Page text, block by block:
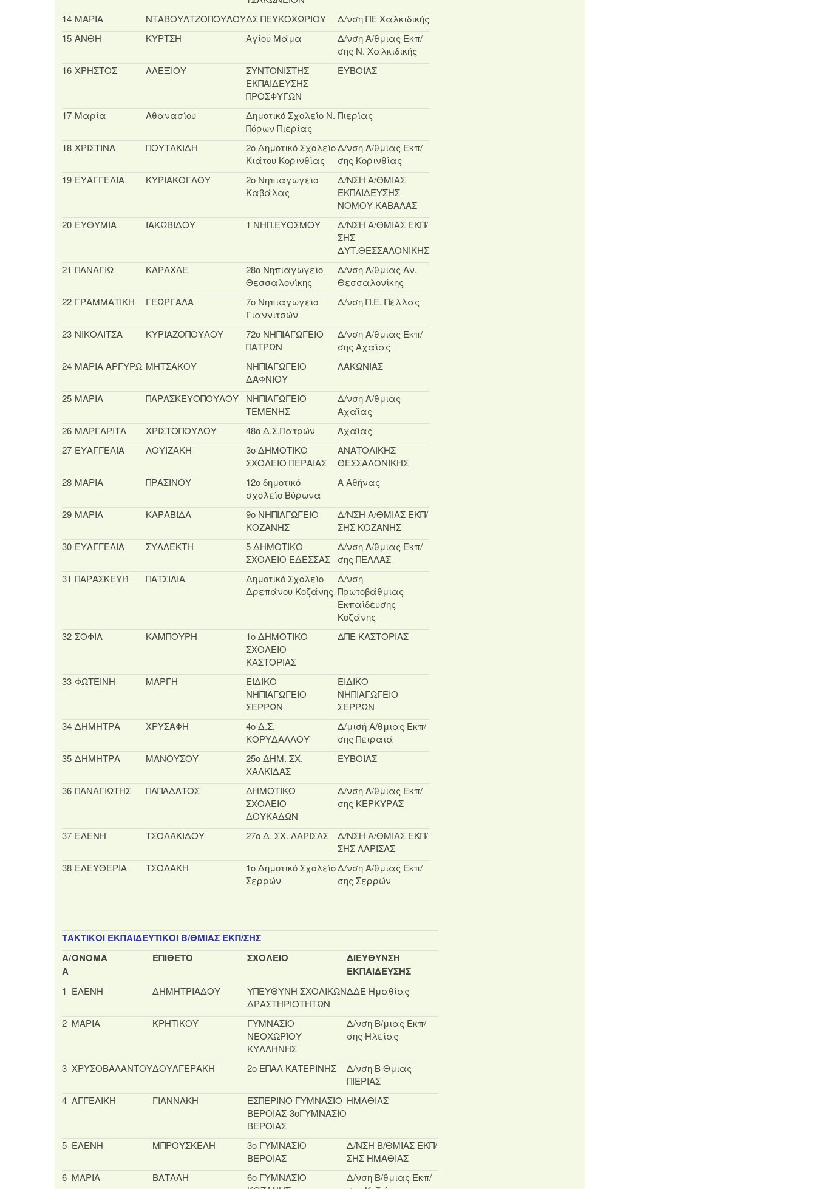
14 ΜΑΡΙΑ ΝΤΑΒΟΥΛΤΖΟΠΟΥΛΟΥΔΣ ΠΕΥΚΟΧΩΡΙΟΥ
Δ/νση ΠΕ Χαλκιδικής
15 ΑΝΘΗ ΚΥΡΤΣΗ Αγίου Μάμα
Δ/νση Α/θμιας Εκπ/
σης Ν. Χαλκιδικής
16 ΧΡΗΣΤΟΣ ΑΛΕΞΙΟΥ
ΣΥΝΤΟΝΙΣΤΗΣ
ΕΚΠΑΙΔΕΥΣΗΣ
ΠΡΟΣΦΥΓΩΝ
ΕΥΒΟΙΑΣ
17 Μαρία Αθανασίου
Δημοτικό Σχολείο Ν.
Πόρων Πιερίας
Πιερίας
18 ΧΡΙΣΤΙΝΑ ΠΟΥΤΑΚΙΔΗ
2ο Δημοτικό Σχολείο
Κιάτου Κορινθίας
Δ/νση Α/θμιας Εκπ/
σης Κορινθίας
19 ΕΥΑΓΓΕΛΙΑ ΚΥΡΙΑΚΟΓΛΟΥ
2ο Νηπιαγωγείο
Καβάλας
Δ/ΝΣΗ Α/ΘΜΙΑΣ
ΕΚΠΑΙΔΕΥΣΗΣ
ΝΟΜΟΥ ΚΑΒΑΛΑΣ
20 ΕΥΘΥΜΙΑ ΙΑΚΩΒΙΔΟΥ 1 ΝΗΠ.ΕΥΟΣΜΟΥ
Δ/ΝΣΗ Α/ΘΜΙΑΣ ΕΚΠ/
ΣΗΣ
ΔΥΤ.ΘΕΣΣΑΛΟΝΙΚΗΣ
21 ΠΑΝΑΓΙΩ ΚΑΡΑΧΛΕ
28ο Νηπιαγωγείο
Θεσσαλονίκης
Δ/νση Α/θμιας Αν.
Θεσσαλονίκης
22 ΓΡΑΜΜΑΤΙΚΗ ΓΕΩΡΓΑΛΑ
7ο Νηπιαγωγείο
Γιαννιτσών
Δ/νση Π.Ε. Πέλλας
23 ΝΙΚΟΛΙΤΣΑ ΚΥΡΙΑΖΟΠΟΥΛΟΥ
72ο ΝΗΠΙΑΓΩΓΕΙΟ
ΠΑΤΡΩΝ
Δ/νση Α/θμιας Εκπ/
σης Αχαΐας
24 ΜΑΡΙΑ ΑΡΓΥΡΩ ΜΗΤΣΑΚΟΥ
ΝΗΠΙΑΓΩΓΕΙΟ
ΔΑΦΝΙΟΥ
ΛΑΚΩΝΙΑΣ
25 ΜΑΡΙΑ ΠΑΡΑΣΚΕΥΟΠΟΥΛΟΥ
ΝΗΠΙΑΓΩΓΕΙΟ
ΤΕΜΕΝΗΣ
Δ/νση Α/θμιας
Αχαΐας
26 ΜΑΡΓΑΡΙΤΑ ΧΡΙΣΤΟΠΟΥΛΟΥ 48ο Δ.Σ.Πατρών
Αχαΐας
27 ΕΥΑΓΓΕΛΙΑ ΛΟΥΙΖΑΚΗ
3ο ΔΗΜΟΤΙΚΟ
ΣΧΟΛΕΙΟ ΠΕΡΑΙΑΣ
ΑΝΑΤΟΛΙΚΗΣ
ΘΕΣΣΑΛΟΝΙΚΗΣ
28 ΜΑΡΙΑ ΠΡΑΣΙΝΟΥ
12ο δημοτικό
σχολείο Βύρωνα
Α Αθήνας
29 ΜΑΡΙΑ ΚΑΡΑΒΙΔΑ
9ο ΝΗΠΙΑΓΩΓΕΙΟ
ΚΟΖΑΝΗΣ
Δ/ΝΣΗ Α/ΘΜΙΑΣ ΕΚΠ/
ΣΗΣ ΚΟΖΑΝΗΣ
30 ΕΥΑΓΓΕΛΙΑ ΣΥΛΛΕΚΤΗ
5 ΔΗΜΟΤΙΚΟ
ΣΧΟΛΕΙΟ ΕΔΕΣΣΑΣ
Δ/νση Α/θμιας Εκπ/
σης ΠΕΛΛΑΣ
31 ΠΑΡΑΣΚΕΥΉ ΠΑΤΣΙΛΙΑ
Δημοτικό Σχολείο
Δρεπάνου Κοζάνης
Δ/νση
Πρωτοβάθμιας
Εκπαίδευσης
Κοζάνης
32 ΣΟΦΙΑ ΚΑΜΠΟΥΡΗ
1ο ΔΗΜΟΤΙΚΟ
ΣΧΟΛΕΙΟ
ΚΑΣΤΟΡΙΑΣ
ΔΠΕ ΚΑΣΤΟΡΙΑΣ
33 ΦΩΤΕΙΝΗ ΜΑΡΓΗ
ΕΙΔΙΚΟ
ΝΗΠΙΑΓΩΓΕΙΟ
ΣΕΡΡΩΝ
ΕΙΔΙΚΟ
ΝΗΠΙΑΓΩΓΕΙΟ
ΣΕΡΡΩΝ
34 ΔΗΜΗΤΡΑ ΧΡΥΣΑΦΗ
4ο Δ.Σ.
ΚΟΡΥΔΑΛΛΟΥ
Δ/μισή Α/θμιας Εκπ/
σης Πειραιά
35 ΔΗΜΗΤΡΑ ΜΑΝΟΥΣΟΥ
25ο ΔΗΜ. ΣΧ.
ΧΑΛΚΙΔΑΣ
ΕΥΒΟΙΑΣ
36 ΠΑΝΑΓΙΩΤΗΣ ΠΑΠΑΔΑΤΟΣ
ΔΗΜΟΤΙΚΟ
ΣΧΟΛΕΙΟ
ΔΟΥΚΑΔΩΝ
Δ/νση Α/θμιας Εκπ/
σης ΚΕΡΚΥΡΑΣ
37 ΕΛΕΝΗ ΤΣΟΛΑΚΙΔΟΥ 27ο Δ. ΣΧ. ΛΑΡΙΣΑΣ
Δ/ΝΣΗ Α/ΘΜΙΑΣ ΕΚΠ/
ΣΗΣ ΛΑΡΙΣΑΣ
38 ΕΛΕΥΘΕΡΙΑ ΤΣΟΛΑΚΗ
1ο Δημοτικό Σχολείο
Σερρών
Δ/νση Α/θμιας Εκπ/
σης Σερρών
ΤΑΚΤΙΚΟΙ ΕΚΠΑΙΔΕΥΤΙΚΟΙ Β/ΘΜΙΑΣ ΕΚΠ/ΣΗΣ
Α/
Α
ΟΝΟΜΑ ΕΠΙΘΕΤΟ ΣΧΟΛΕΙΟ
ΔΙΕΥΘΥΝΣΗ
ΕΚΠΑΙΔΕΥΣΗΣ
1 ΕΛΕΝΗ ΔΗΜΗΤΡΙΑΔΟΥ
ΥΠΕΥΘΥΝΗ ΣΧΟΛΙΚΩΝ
ΔΡΑΣΤΗΡΙΟΤΗΤΩΝ
ΔΔΕ Ημαθίας
2 ΜΑΡΙΑ ΚΡΗΤΙΚΟΥ
ΓΥΜΝΑΣΙΟ
ΝΕΟΧΩΡΊΟΥ
ΚΥΛΛΗΝΗΣ
Δ/νση Β/μιας Εκπ/
σης Ηλείας
3 ΧΡΥΣΟΒΑΛΑΝΤΟΥΔΟΥΛΓΕΡΑΚΗ 2ο ΕΠΑΛ ΚΑΤΕΡΙΝΗΣ
Δ/νση Β Θμιας
ΠΙΕΡΙΑΣ
4 ΑΓΓΕΛΙΚΉ ΓIΑΝΝΑΚΗ
ΕΣΠΕΡΙΝΟ ΓΥΜΝΑΣΙΟ
ΒΕΡΟΙΑΣ-3οΓΥΜΝΑΣΙΟ
ΒΕΡΟΙΑΣ
ΗΜΑΘΙΑΣ
5 ΕΛΕΝΗ ΜΠΡΟΥΣΚΕΛΗ
3ο ΓΥΜΝΑΣΙΟ
ΒΕΡΟΙΑΣ
Δ/ΝΣΗ Β/ΘΜΙΑΣ ΕΚΠ/
ΣΗΣ ΗΜΑΘΙΑΣ
6 ΜΑΡΙΑ ΒΑΤΑΛΗ
6ο ΓΥΜΝΑΣΙΟ
Δ/νση Β/θμιας Εκπ/